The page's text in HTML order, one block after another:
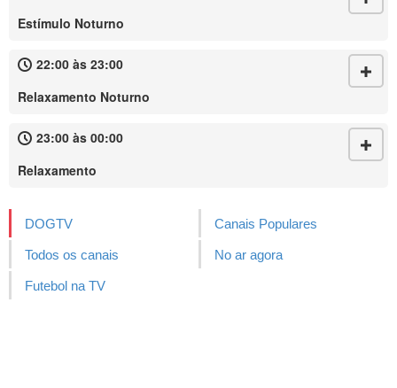
Estímulo Noturno
22:00 às 23:00
Relaxamento Noturno
23:00 às 00:00
Relaxamento
DOGTV Canais Populares
Todos os canais No ar agora
Futebol na TV